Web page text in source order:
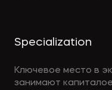
Specialization
Ключевое место в
занимают